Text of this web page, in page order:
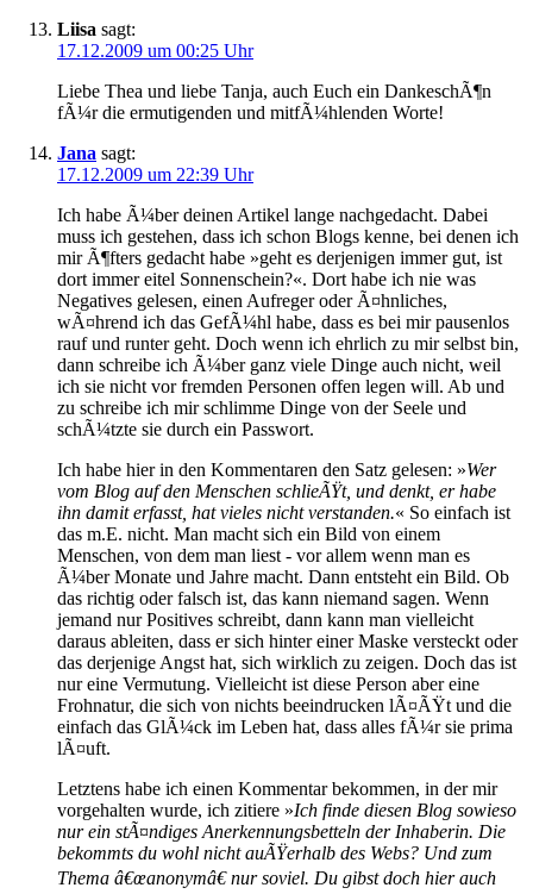
Liisa sagt:
17.12.2009 um 00:25 Uhr
Liebe Thea und liebe Tanja, auch Euch ein DankeschÃ¶n
fÃ¼r die ermutigenden und mitfÃ¼hlenden Worte!
Jana sagt:
17.12.2009 um 22:39 Uhr
Ich habe Ã¼ber deinen Artikel lange nachgedacht. Dabei
muss ich gestehen, dass ich schon Blogs kenne, bei denen ich
mir Ã¶fters gedacht habe »geht es derjenigen immer gut, ist
dort immer eitel Sonnenschein?«. Dort habe ich nie was
Negatives gelesen, einen Aufreger oder Ã¤hnliches,
wÃ¤hrend ich das GefÃ¼hl habe, dass es bei mir pausenlos
rauf und runter geht. Doch wenn ich ehrlich zu mir selbst bin,
dann schreibe ich Ã¼ber ganz viele Dinge auch nicht, weil
ich sie nicht vor fremden Personen offen legen will. Ab und
zu schreibe ich mir schlimme Dinge von der Seele und
schÃ¼tzte sie durch ein Passwort.
Ich habe hier in den Kommentaren den Satz gelesen: »Wer
vom Blog auf den Menschen schlieÃŸt, und denkt, er habe
ihn damit erfasst, hat vieles nicht verstanden.« So einfach ist
das m.E. nicht. Man macht sich ein Bild von einem
Menschen, von dem man liest - vor allem wenn man es
Ã¼ber Monate und Jahre macht. Dann entsteht ein Bild. Ob
das richtig oder falsch ist, das kann niemand sagen. Wenn
jemand nur Positives schreibt, dann kann man vielleicht
daraus ableiten, dass er sich hinter einer Maske versteckt oder
das derjenige Angst hat, sich wirklich zu zeigen. Doch das ist
nur eine Vermutung. Vielleicht ist diese Person aber eine
Frohnatur, die sich von nichts beeindrucken lÃ¤ÃŸt und die
einfach das GlÃ¼ck im Leben hat, dass alles fÃ¼r sie prima
lÃ¤uft.
Letztens habe ich einen Kommentar bekommen, in der mir
vorgehalten wurde, ich zitiere »Ich finde diesen Blog sowieso
nur ein stÃ¤ndiges Anerkennungsbetteln der Inhaberin. Die
bekommts du wohl nicht auÃŸerhalb des Webs? Und zum
Thema â€œanonymâ€ nur soviel. Du gibst doch hier auch